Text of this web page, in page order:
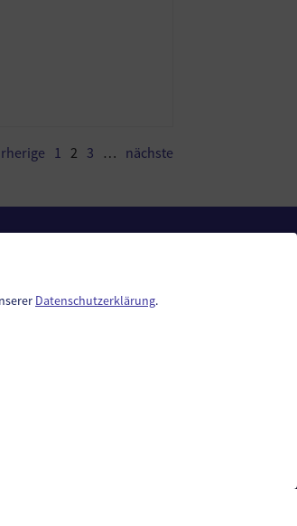
1 2 3 … nächste
Duale Zustellung
Datenschutzerklärung.